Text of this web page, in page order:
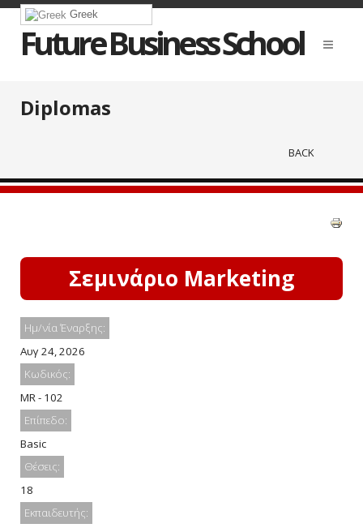
Greek
Future Business School
Diplomas
BACK
Σεμινάριο Marketing
Ημ/νία Έναρξης:
Αυγ 24, 2026
Κωδικός:
MR - 102
Επίπεδο:
Basic
Θέσεις:
18
Εκπαιδευτής: